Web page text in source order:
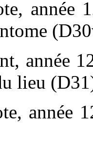
année
année
lieu
année